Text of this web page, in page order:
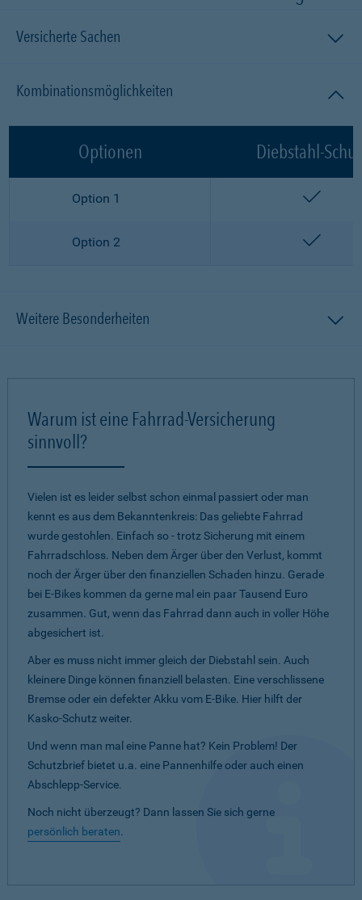
Versicherte Sachen
Kombinationsmöglichkeiten
Optionen Diebstahl-
Option 1
Option 2
Weitere Besonderheiten
Warum ist eine Fahrrad-Versicherung
sinnvoll?
Vielen ist es leider selbst schon einmal passiert oder man
kennt es aus dem Bekanntenkreis: Das geliebte Fahrrad
wurde gestohlen. Einfach so - trotz Sicherung mit einem
Fahrradschloss. Neben dem Ärger über den Verlust, kommt
noch der Ärger über den finanziellen Schaden hinzu. Gerade
bei E-Bikes kommen da gerne mal ein paar Tausend Euro
zusammen. Gut, wenn das Fahrrad dann auch in voller Höhe
abgesichert ist.
Aber es muss nicht immer gleich der Diebstahl sein. Auch
kleinere Dinge können finanziell belasten. Eine verschlissene
Bremse oder ein defekter Akku vom E-Bike. Hier hilft der
Kasko-Schutz weiter.
Und wenn man mal eine Panne hat? Kein Problem! Der
Schutzbrief bietet u.a. eine Pannenhilfe oder auch einen
Abschlepp-Service.
Noch nicht überzeugt? Dann lassen Sie sich gerne
persönlich beraten.